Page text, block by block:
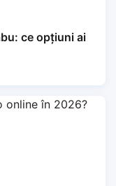
ce opțiuni ai